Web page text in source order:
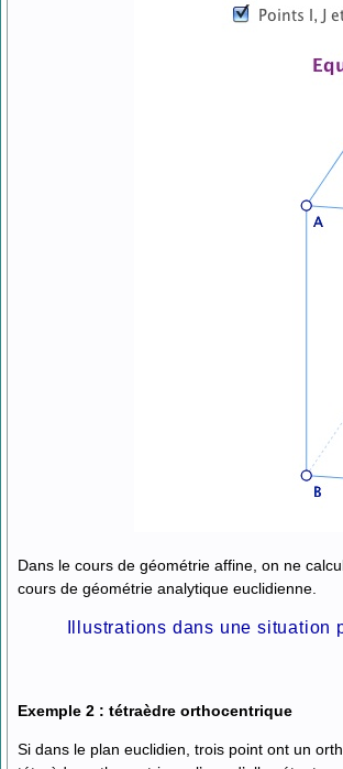
Dans le cours de géométrie affine, on ne
cours de géométrie analytique euclidienne.
Illustrations dans une situation
Exemple 2 : tétraèdre orthocentrique
Si dans le plan euclidien, trois point ont un